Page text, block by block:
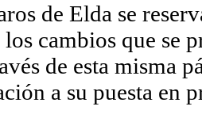
de Elda se
los cambios que se
de esta misma
a su puesta en